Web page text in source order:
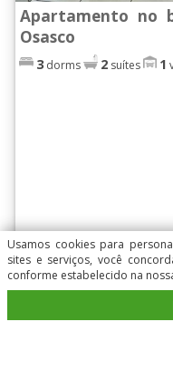
Apartamento no
Osasco
3dorms 2suítes 1
Apto | 3 dorms (2
Usamos cookies para
sites e serviços, você
conforme estabelecido na